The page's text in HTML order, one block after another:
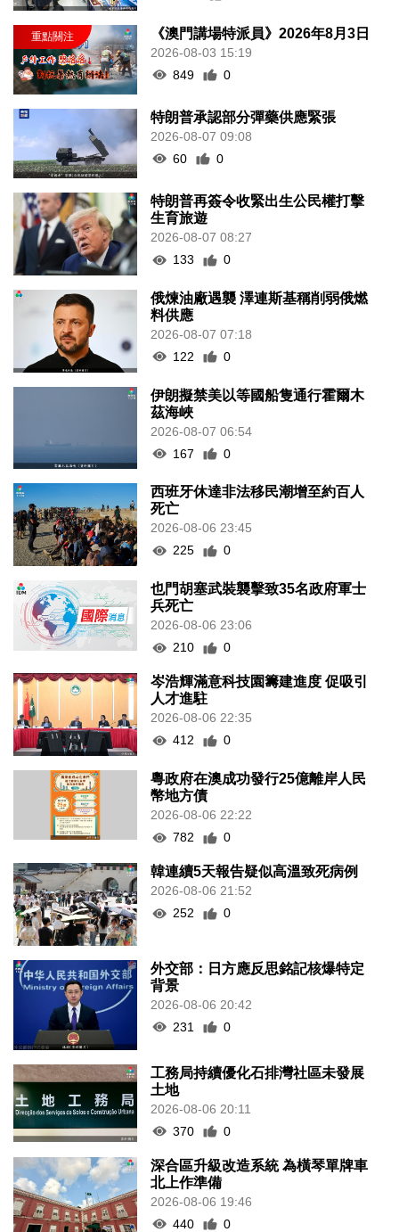
《澳門講場特派員》2026年8月3日
2026-08-03 15:19
849
0
特朗普承認部分彈藥供應緊張
2026-08-07 09:08
60
0
特朗普再簽令收緊出生公民權打擊
生育旅遊
2026-08-07 08:27
133
0
俄煉油廠遇襲 澤連斯基稱削弱俄燃
料供應
2026-08-07 07:18
122
0
伊朗擬禁美以等國船隻通行霍爾木
茲海峽
2026-08-07 06:54
167
0
西班牙休達非法移民潮增至約百人
死亡
2026-08-06 23:45
225
0
也門胡塞武裝襲擊致35名政府軍士
兵死亡
2026-08-06 23:06
210
0
岑浩輝滿意科技園籌建進度 促吸引
人才進駐
2026-08-06 22:35
412
0
粵政府在澳成功發行25億離岸人民
幣地方債
2026-08-06 22:22
782
0
韓連續5天報告疑似高溫致死病例
2026-08-06 21:52
252
0
外交部：日方應反思銘記核爆特定
背景
2026-08-06 20:42
231
0
工務局持續優化石排灣社區未發展
土地
2026-08-06 20:11
370
0
深合區升級改造系統 為橫琴單牌車
北上作準備
2026-08-06 19:46
440
0